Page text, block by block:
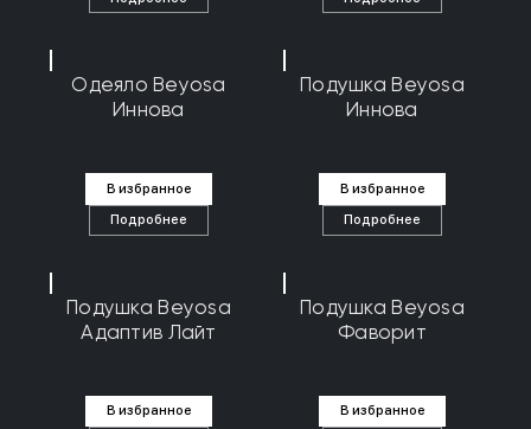
Одеяло Beyosa
Иннова
В избранное
Подробнее
Подушка Beyosa
Иннова
В избранное
Подробнее
Подушка Beyosa
Адаптив Лайт
В избранное
Подушка Beyosa
Фаворит
В избранное